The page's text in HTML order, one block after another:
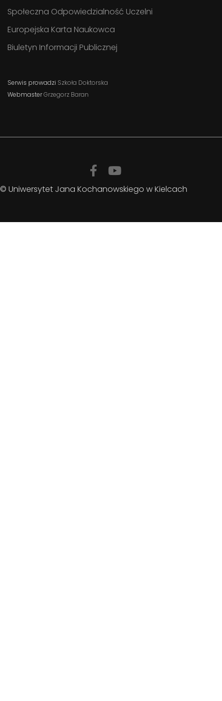
Społeczna Odpowiedzialność Uczelni
Europejska Karta Naukowca
Biuletyn Informacji Publicznej
Serwis prowadzi Szkoła Doktorska
WebmasterGrzegorz Baran
© Uniwersytet Jana Kochanowskiego w Kielcach